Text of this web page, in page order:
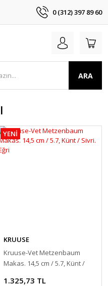
0 (312) 397 89 60
ARA
YENİ
KRUUSE
Kruuse-Vet Metzenbaum
Makas. 14,5 cm / 5.7, Künt /
1.325,73 TL